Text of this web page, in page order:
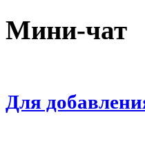
Мини-чат
Для